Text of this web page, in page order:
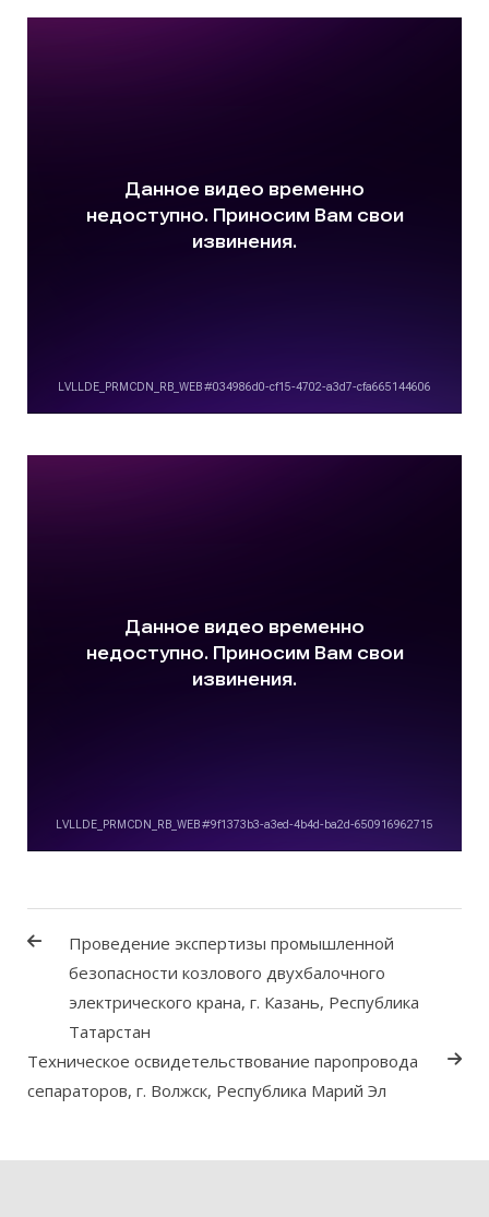
Проведение экспертизы промышленной
безопасности козлового двухбалочного
электрического крана, г. Казань, Республика
Татарстан
Техническое освидетельствование паропровода
сепараторов, г. Волжск, Республика Марий Эл